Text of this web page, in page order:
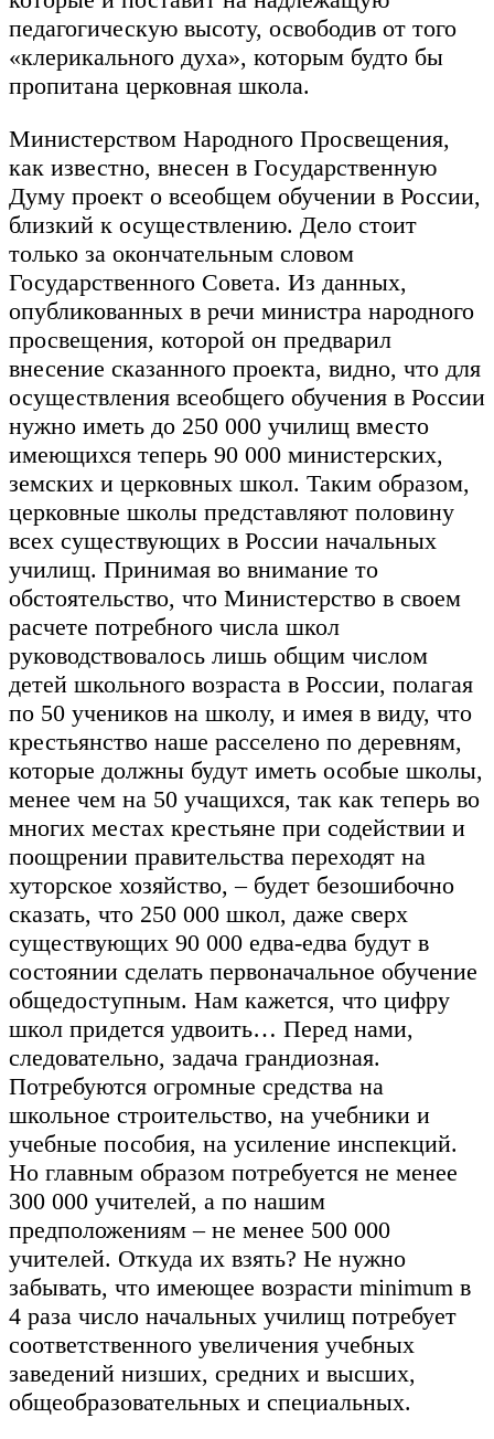
педагогическую высоту, освободив от того
«клерикального духа», которым будто бы
пропитана церковная школа.
Министерством Народного Просвещения,
как известно, внесен в Государственную
Думу проект о всеобщем обучении в России,
близкий к осуществлению. Дело стоит
только за окончательным словом
Государственного Совета. Из данных,
опубликованных в речи министра народного
просвещения, которой он предварил
внесение сказанного проекта, видно, что для
осуществления всеобщего обучения в России
нужно иметь до 250 000 училищ вместо
имеющихся теперь 90 000 министерских,
земских и церковных школ. Таким образом,
церковные школы представляют половину
всех существующих в России начальных
училищ. Принимая во внимание то
обстоятельство, что Министерство в своем
расчете потребного числа школ
руководствовалось лишь общим числом
детей школьного возраста в России, полагая
по 50 учеников на школу, и имея в виду, что
крестьянство наше расселено по деревням,
которые должны будут иметь особые школы,
менее чем на 50 учащихся, так как теперь во
многих местах крестьяне при содействии и
поощрении правительства переходят на
хуторское хозяйство, – будет безошибочно
сказать, что 250 000 школ, даже сверх
существующих 90 000 едва-едва будут в
состоянии сделать первоначальное обучение
общедоступным. Нам кажется, что цифру
школ придется удвоить… Перед нами,
следовательно, задача грандиозная.
Потребуются огромные средства на
школьное строительство, на учебники и
учебные пособия, на усиление инспекций.
Но главным образом потребуется не менее
300 000 учителей, а по нашим
предположениям – не менее 500 000
учителей. Откуда их взять? Не нужно
забывать, что имеющее возрасти minimum в
4 раза число начальных училищ потребует
соответственного увеличения учебных
заведений низших, средних и высших,
общеобразовательных и специальных.